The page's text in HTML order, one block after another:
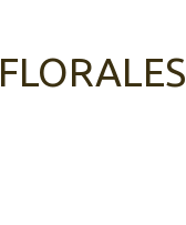
FLORALES